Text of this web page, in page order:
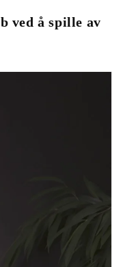
ved å spille av